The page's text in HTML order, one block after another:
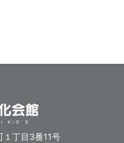
丁目3番11号